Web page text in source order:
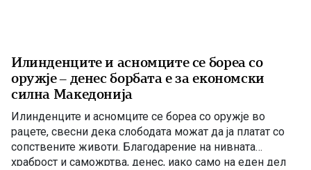
Илинденците и асномците се бореа со
оружје – денес борбата е за економски
силна Македонија
Илинденците и асномците се бореа со оружје во
рацете, свесни дека слободата можат да ја платат со
сопствените животи. Благодарение на нивната
храброст и саможртва, денес, иако само на еден дел